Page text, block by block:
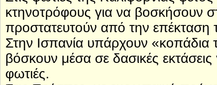
κτηνοτρόφους για να βοσκήσουν
προστατευτούν από την επέκταση
Στην Ισπανία υπάρχουν
βόσκουν μέσα σε δασικές
φωτιές.